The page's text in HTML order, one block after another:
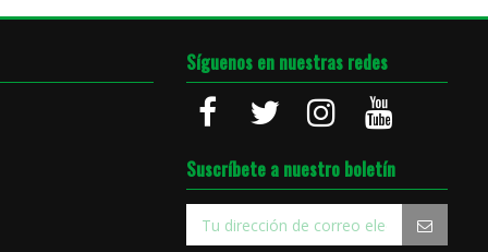
Síguenos en nuestras redes
Suscríbete a nuestro boletín